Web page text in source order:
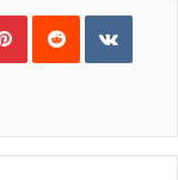
PinterestReddit